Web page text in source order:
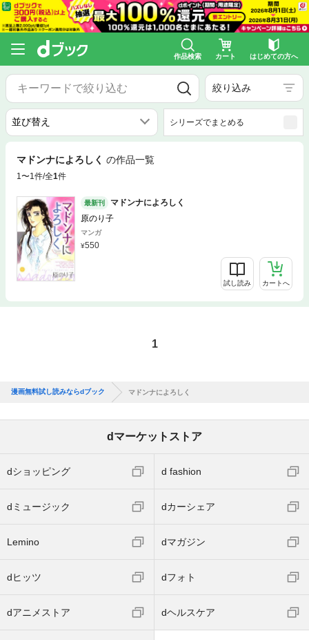
作品検索 カート はじめての方へ
絞り込み
シリーズでまとめる
マドンナによろしく の作品一覧
1〜1件/全1件
最新刊
マドンナによろしく
原のり子
マンガ
550
試し読み カートへ
1
漫画無料試し読みならdブック マドンナによろしく
dマーケットストア
dショッピング d fashion
dミュージック dカーシェア
Lemino dマガジン
dヒッツ dフォト
dアニメストア dヘルスケア